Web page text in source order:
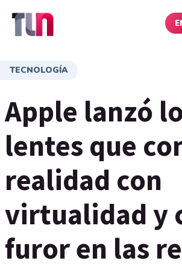
TECNOLOGÍA
Apple lanzó
lentes que
realidad con
virtualidad y
furor en las